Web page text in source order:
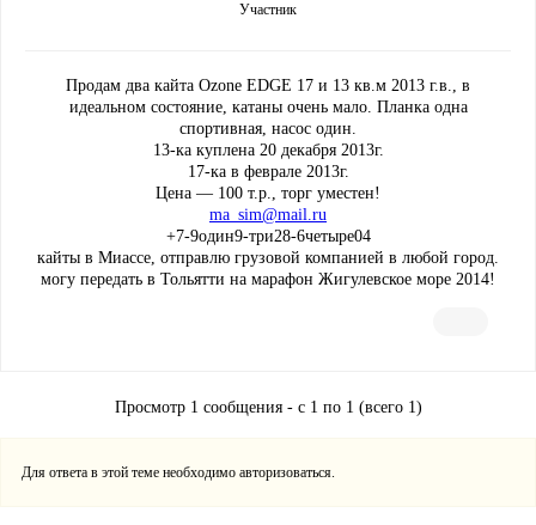
Участник
Продам два кайта Ozone EDGE 17 и 13 кв.м 2013 г.в., в
идеальном состояние, катаны очень мало. Планка одна
спортивная, насос один.
13-ка куплена 20 декабря 2013г.
17-ка в феврале 2013г.
Цена — 100 т.р., торг уместен!
ma_sim@mail.ru
+7-9один9-три28-6четыре04
кайты в Миассе, отправлю грузовой компанией в любой город.
могу передать в Тольятти на марафон Жигулевское море 2014!
Просмотр 1 сообщения - с 1 по 1 (всего 1)
Для ответа в этой теме необходимо авторизоваться.